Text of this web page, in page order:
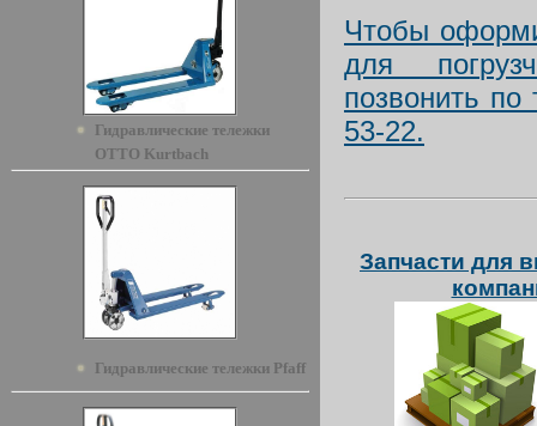
Гидравлические тележки
OTTO Kurtbach
Гидравлические тележки Pfaff
Чтобы
для
позвонить
53-22.
Запчасти для